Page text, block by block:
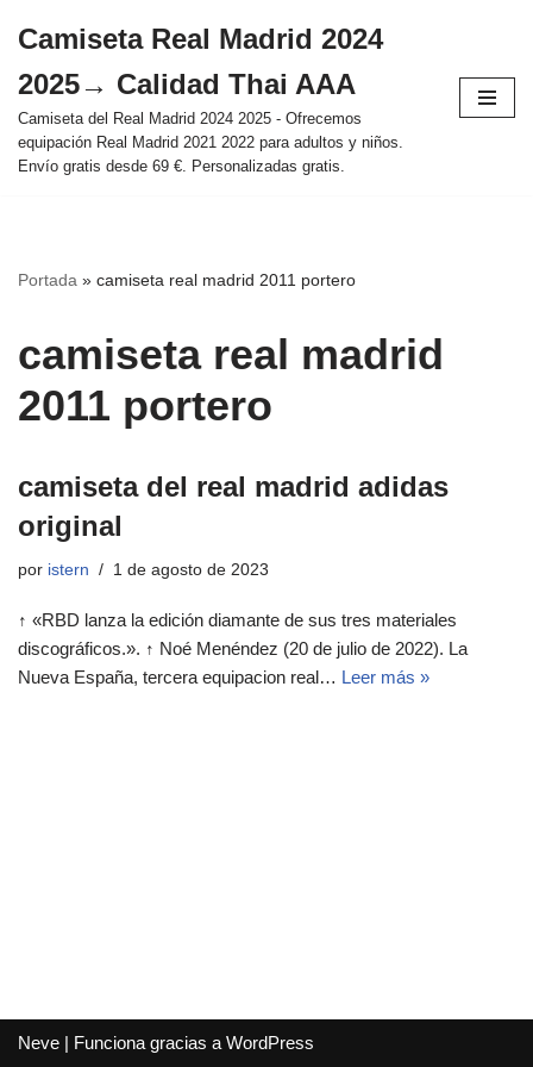
al
contenido
Camiseta Real Madrid 2024
2025→ Calidad Thai AAA
Camiseta del Real Madrid 2024 2025 - Ofrecemos
equipación Real Madrid 2021 2022 para adultos y niños.
Envío gratis desde 69 €. Personalizadas gratis.
Portada » camiseta real madrid 2011 portero
camiseta real madrid
2011 portero
camiseta del real madrid adidas
original
por istern 1 de agosto de 2023
↑ «RBD lanza la edición diamante de sus tres materiales
discográficos.». ↑ Noé Menéndez (20 de julio de 2022). La
Nueva España, tercera equipacion real… Leer más »
Neve | Funciona gracias a WordPress